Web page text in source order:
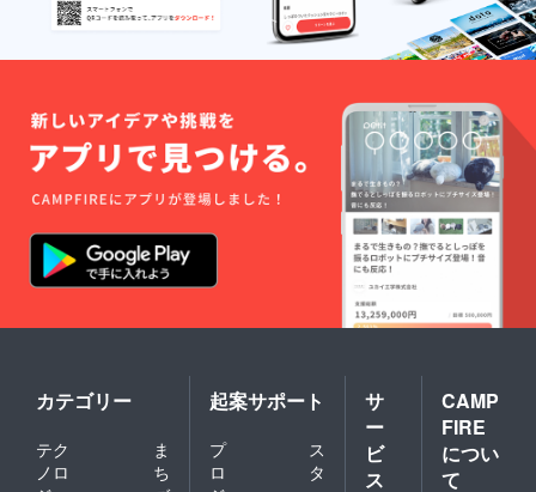
カテゴリー
テク
ノロ
ま
ち
起案サポート
プ
ロ
ス
タ
サ
ー
ビ
ス
CAMP
FIRE
につい
て